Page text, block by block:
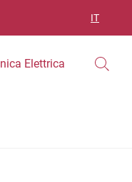
IT
Elettrica